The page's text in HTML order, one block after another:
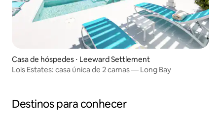
Casa de hóspedes ⋅ Leeward Settlement
Lois Estates: casa única de 2 camas — Long Bay
Destinos para conhecer